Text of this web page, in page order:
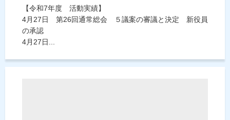
【令和7年度 活動実績】
4月27日 第26回通常総会 ５議案の審議と決定 新役員
の承認
4月27日...